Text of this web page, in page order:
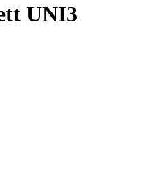
UNI3